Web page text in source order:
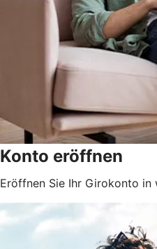
Konto eröffnen
Eröffnen Sie Ihr Girokonto in